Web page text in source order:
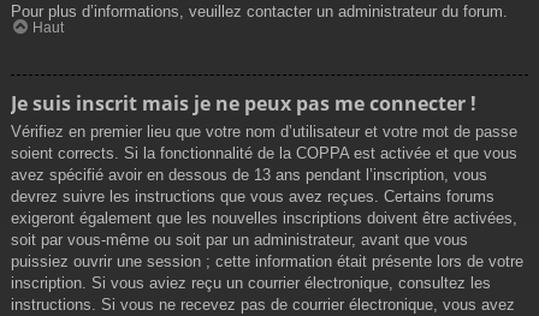
Pour plus d’informations, veuillez contacter un administrateur du forum.
Haut
Je suis inscrit mais je ne peux pas me connecter !
Vérifiez en premier lieu que votre nom d’utilisateur et votre mot de passe
soient corrects. Si la fonctionnalité de la COPPA est activée et que vous
avez spécifié avoir en dessous de 13 ans pendant l’inscription, vous
devrez suivre les instructions que vous avez reçues. Certains forums
exigeront également que les nouvelles inscriptions doivent être activées,
soit par vous-même ou soit par un administrateur, avant que vous
puissiez ouvrir une session ; cette information était présente lors de votre
inscription. Si vous aviez reçu un courrier électronique, consultez les
instructions. Si vous ne recevez pas de courrier électronique, vous avez